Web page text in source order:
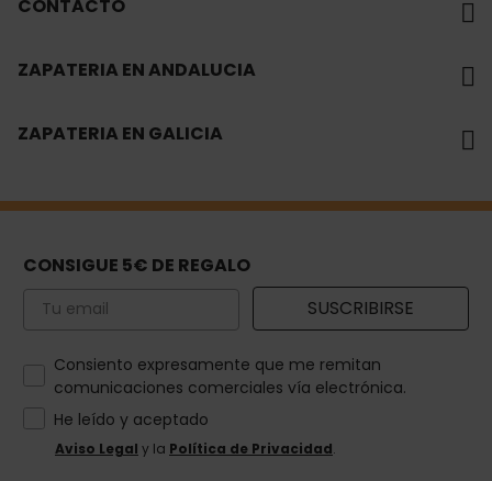
CONTACTO
ZAPATERIA EN ANDALUCIA
ZAPATERIA EN GALICIA
CONSIGUE 5€ DE REGALO
Email SUSCRIBIRSE
How would you like to hear from us?
Consiento expresamente que me remitan
comunicaciones comerciales vía electrónica.
He leído y aceptado
Aviso Legal y la Política de Privacidad.